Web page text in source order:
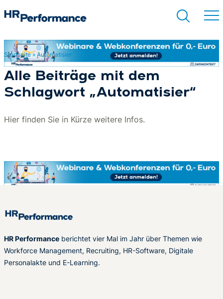
Suchen
Startseite» Automatisier
Alle Beiträge mit dem
Schlagwort „Automatisier“
Hier finden Sie in Kürze weitere Infos.
HR Performance berichtet vier Mal im Jahr über Themen wie
Workforce Management, Recruiting, HR-Software, Digitale
Personalakte und E-Learning.